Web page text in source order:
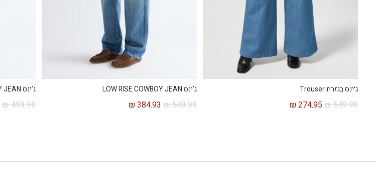
ג׳ינס בגזרת Trouser
₪549.90
₪ 274.95
ג’ינס LOW RISE COWBOY JEAN
₪549.90
₪ 384.93
ג’ינס LOW RISE COWBOY JEAN
₪499.90